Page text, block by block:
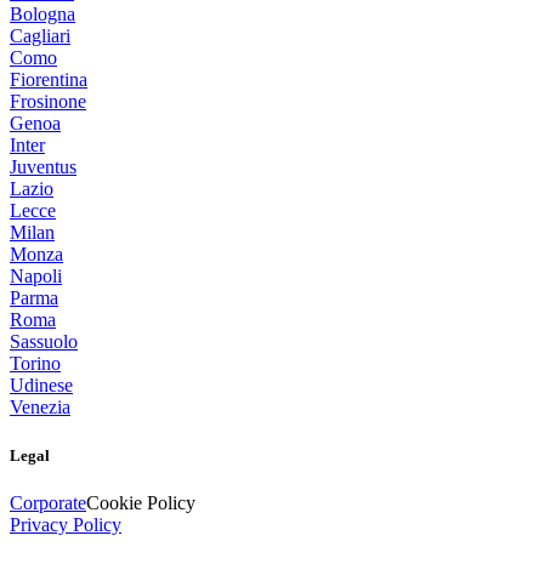
Bologna
Cagliari
Como
Fiorentina
Frosinone
Genoa
Inter
Juventus
Lazio
Lecce
Milan
Monza
Napoli
Parma
Roma
Sassuolo
Torino
Udinese
Venezia
Legal
CorporateCookie Policy
Privacy Policy